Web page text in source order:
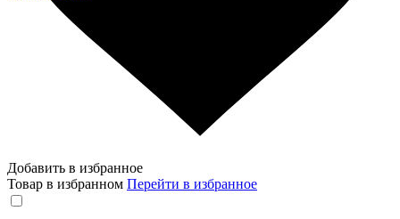
Добавить в избранное
Товар в избранном Перейти в избранное